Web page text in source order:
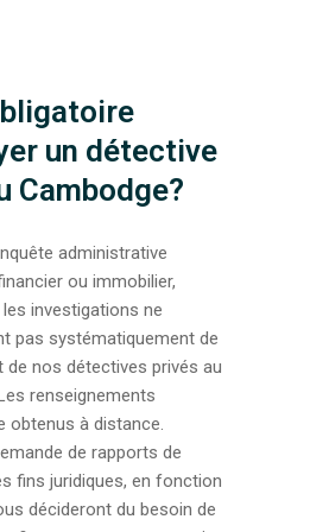
un détective
Cambodge?
administrative
ou immobilier,
investigations ne
pas systématiquement de
de nos détectives privés au
renseignements
obtenus à distance.
de rapports de
fins juridiques, en fonction
décideront du besoin de